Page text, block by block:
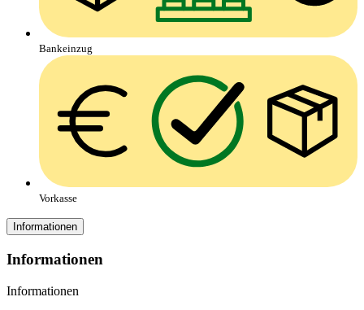
Bankeinzug
Vorkasse
Informationen
Informationen
Informationen